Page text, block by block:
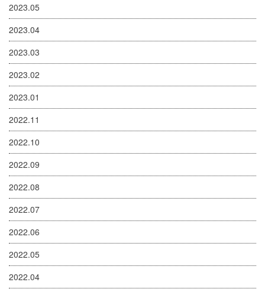
2023.05
2023.04
2023.03
2023.02
2023.01
2022.11
2022.10
2022.09
2022.08
2022.07
2022.06
2022.05
2022.04